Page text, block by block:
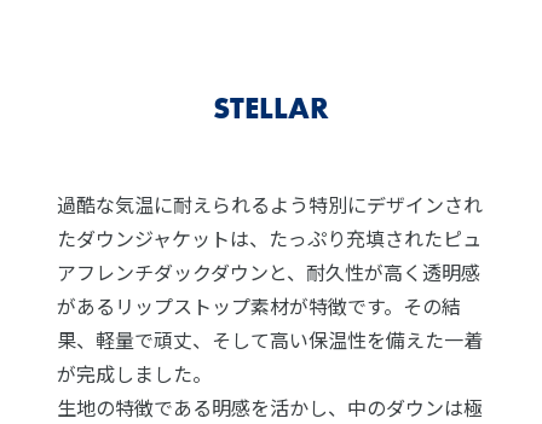
STELLAR
過酷な気温に耐えられるよう特別にデザインされ
たダウンジャケットは、たっぷり充填されたピュ
アフレンチダックダウンと、耐久性が高く透明感
があるリップストップ素材が特徴です。その結
果、軽量で頑丈、そして高い保温性を備えた一着
が完成しました。
生地の特徴である明感を活かし、中のダウンは極